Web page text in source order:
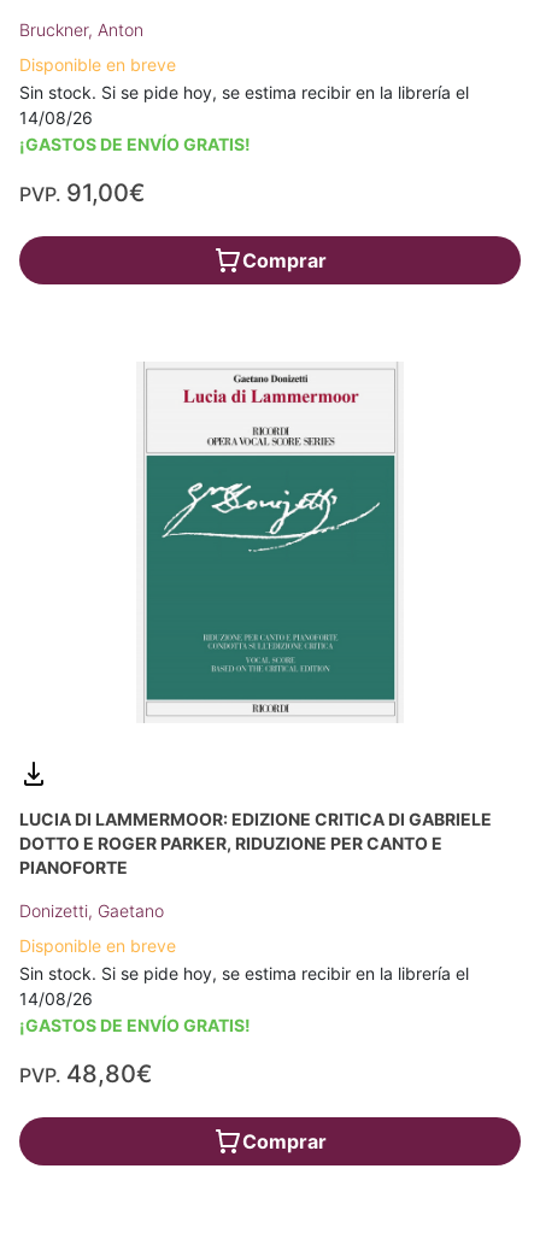
Bruckner, Anton
Disponible en breve
Sin stock. Si se pide hoy, se estima recibir en la librería el
14/08/26
¡GASTOS DE ENVÍO GRATIS!
PVP. 91,00€
Comprar
LUCIA DI LAMMERMOOR: EDIZIONE CRITICA DI GABRIELE
DOTTO E ROGER PARKER, RIDUZIONE PER CANTO E
PIANOFORTE
Donizetti, Gaetano
Disponible en breve
Sin stock. Si se pide hoy, se estima recibir en la librería el
14/08/26
¡GASTOS DE ENVÍO GRATIS!
PVP. 48,80€
Comprar